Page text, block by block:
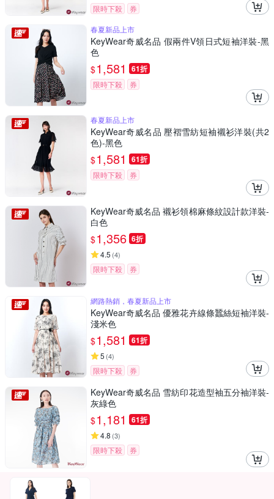
限時下殺
券
春夏新品上市
KeyWear奇威名品 假兩件V領日式短袖洋裝-黑
色
$1,581 61折
限時下殺 券
春夏新品上市
KeyWear奇威名品 壓褶雪紡短袖襯衫洋裝(共2
色)-黑色
$1,581 61折
限時下殺 券
KeyWear奇威名品 襯衫領棉麻條紋設計款洋裝-
白色
$1,356 6折
4.5 (4)
限時下殺 券
網路熱銷，春夏新品上市
KeyWear奇威名品 優雅花卉線條蠶絲短袖洋裝-
淺米色
$1,581 61折
5 (4)
限時下殺 券
KeyWear奇威名品 雪紡印花造型袖五分袖洋裝-
灰綠色
$1,181 61折
4.8 (3)
限時下殺 券